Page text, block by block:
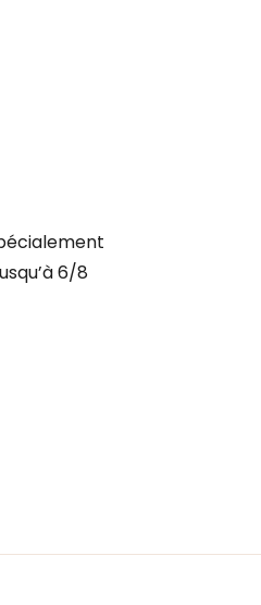
6/8